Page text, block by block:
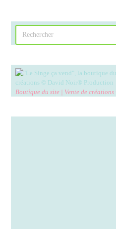
Boutique du site | Vente de